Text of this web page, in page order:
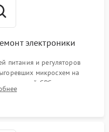
электроники
питания и регуляторов
микросхем на
модулей GPS